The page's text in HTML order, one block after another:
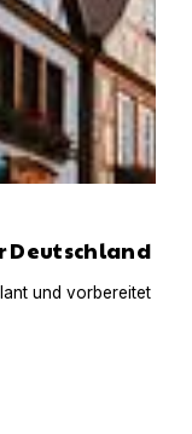
Deutschland
und vorbereitet